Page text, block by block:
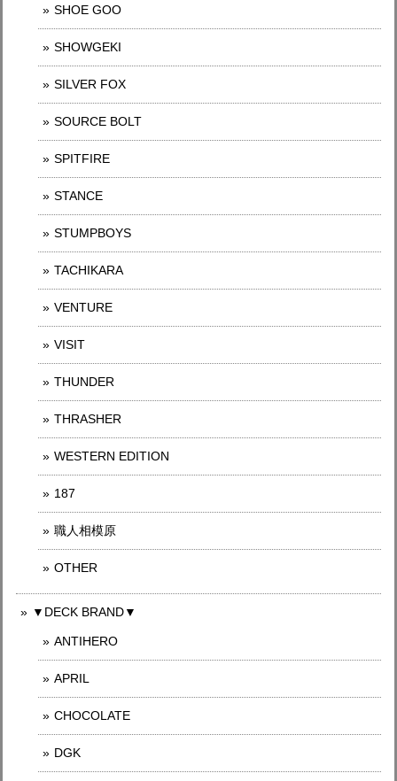
SHOE GOO
SHOWGEKI
SILVER FOX
SOURCE BOLT
SPITFIRE
STANCE
STUMPBOYS
TACHIKARA
VENTURE
VISIT
THUNDER
THRASHER
WESTERN EDITION
187
職人相模原
OTHER
▼DECK BRAND▼
ANTIHERO
APRIL
CHOCOLATE
DGK